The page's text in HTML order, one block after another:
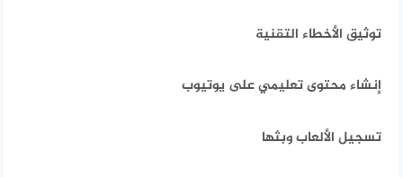
توثيق الأخطاء التقنية
إنشاء محتوى تعليمي على يوتيوب
تسجيل الألعاب وبثها